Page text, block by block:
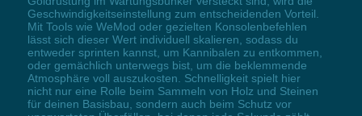
Geschwindigkeitseinstellung zum entscheidenden Vorteil.
Mit Tools wie WeMod oder gezielten Konsolenbefehlen
lässt sich dieser Wert individuell skalieren, sodass du
entweder sprinten kannst, um Kannibalen zu entkommen,
oder gemächlich unterwegs bist, um die beklemmende
Atmosphäre voll auszukosten. Schnelligkeit spielt hier
nicht nur eine Rolle beim Sammeln von Holz und Steinen
für deinen Basisbau, sondern auch beim Schutz vor